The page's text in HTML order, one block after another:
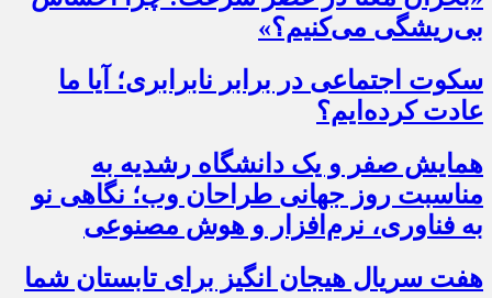
بی‌ریشگی می‌کنیم؟»
سکوت اجتماعی در برابر نابرابری؛ آیا ما
عادت کرده‌ایم؟
همایش صفر و یک دانشگاه رشدیه به
مناسبت روز جهانی طراحان وب؛ نگاهی نو
به فناوری، نرم‌افزار و هوش مصنوعی
هفت سریال هیجان انگیز برای تابستان شما